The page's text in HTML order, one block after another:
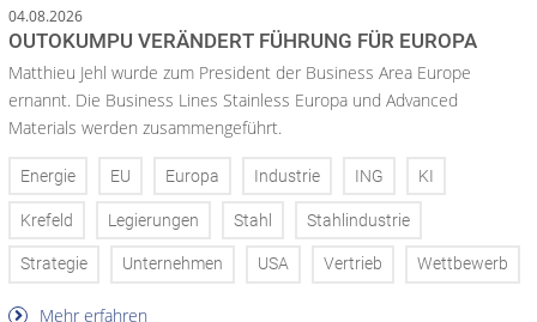
04.08.2026
OUTOKUMPU VERÄNDERT FÜHRUNG FÜR EUROPA
Matthieu Jehl wurde zum President der Business Area Europe
ernannt. Die Business Lines Stainless Europa und Advanced
Materials werden zusammengeführt.
Energie EU Europa Industrie ING KI
Krefeld Legierungen Stahl Stahlindustrie
Strategie Unternehmen USA Vertrieb Wettbewerb
Mehr erfahren